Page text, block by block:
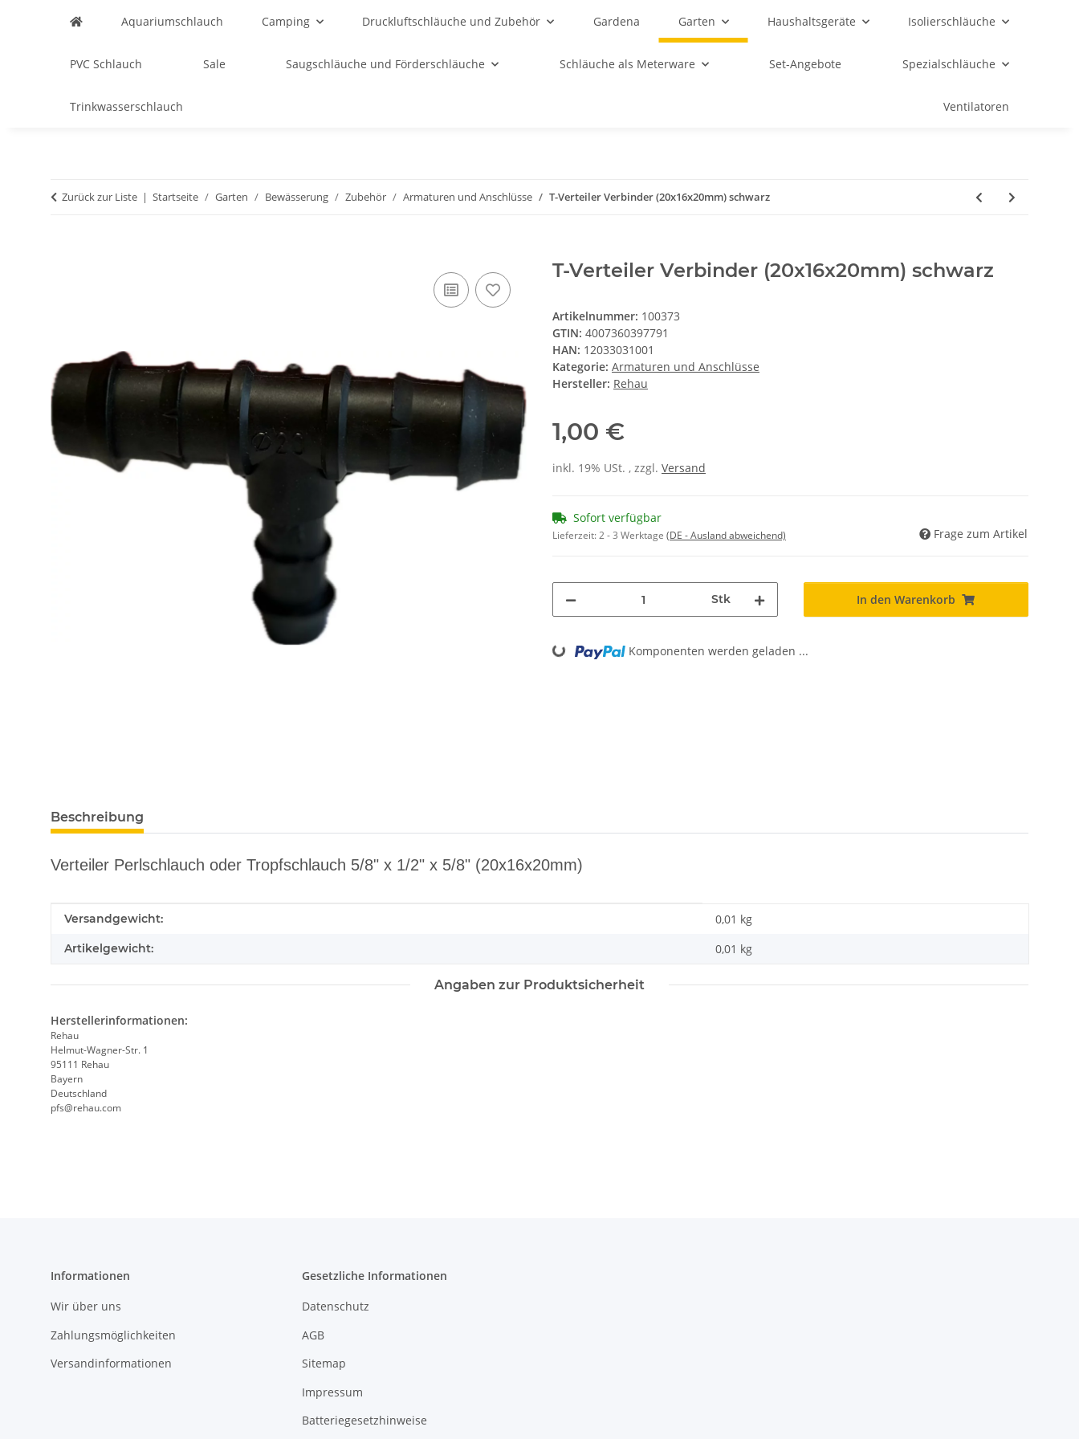
Aquariumschlauch Camping Druckluftschläuche und Zubehör Gardena Garten Haushaltsgeräte Isolierschläuche
PVC Schlauch Sale Saugschläuche und Förderschläuche Schläuche als Meterware Set-Angebote Spezialschläuche
Trinkwasserschlauch Ventilatoren
Zurück zur Liste Startseite Garten Bewässerung Zubehör Armaturen und Anschlüsse T-Verteiler Verbinder (20x16x20mm) schwarz
T-Verteiler Verbinder (20x16x20mm) schwarz
Artikelnummer: 100373
GTIN: 4007360397791
HAN: 12033031001
Kategorie: Armaturen und Anschlüsse
Hersteller: Rehau
1,00 €
inkl. 19% USt. , zzgl. Versand
Sofort verfügbar
Lieferzeit:2 - 3 Werktage (DE - Ausland abweichend) Frage zum Artikel
Stk In den Warenkorb
Loading... Komponenten werden geladen ...
Beschreibung
Verteiler Perlschlauch oder Tropfschlauch 5/8" x 1/2" x 5/8" (20x16x20mm)
Produkteigenschaft
Wert
Versandgewicht: 0,01 kg
Artikelgewicht: 0,01 kg
Angaben zur Produktsicherheit
Herstellerinformationen:
Rehau
Helmut-Wagner-Str. 1
95111 Rehau
Bayern
Deutschland
pfs@rehau.com
Informationen
Wir über uns
Zahlungsmöglichkeiten
Versandinformationen
Gesetzliche Informationen
Datenschutz
AGB
Sitemap
Impressum
Batteriegesetzhinweise